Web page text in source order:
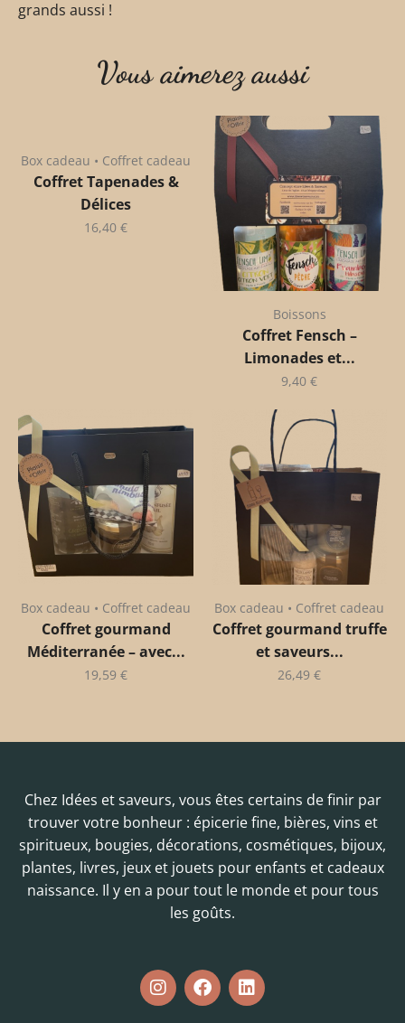
grands aussi !
Vous aimerez aussi
Box cadeau • Coffret cadeau
Coffret Tapenades &
Délices
16,40 €
Boissons
Coffret Fensch –
Limonades et...
9,40 €
Box cadeau • Coffret cadeau
Coffret gourmand
Méditerranée – avec...
19,59 €
Box cadeau • Coffret cadeau
Coffret gourmand truffe
et saveurs...
26,49 €
Chez Idées et saveurs, vous êtes certains de finir par
trouver votre bonheur : épicerie fine, bières, vins et
spiritueux, bougies, décorations, cosmétiques, bijoux,
plantes, livres, jeux et jouets pour enfants et cadeaux
naissance. Il y en a pour tout le monde et pour tous
les goûts.